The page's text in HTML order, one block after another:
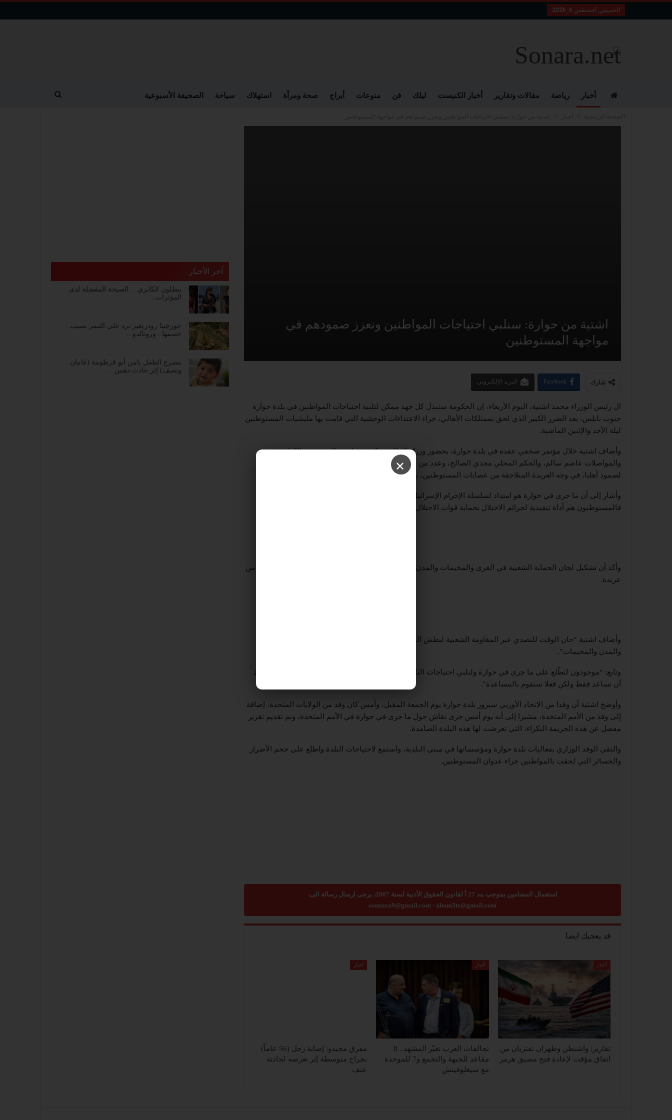
الخميس, أغسطس 6, 2026
أخبار رياضة مقالات وتقارير أخبار الكنيست ليلك فن منوعات أبراج صحة ومرأة استهلاك سياحة الصحيفة الأسبوعية
اشتية من حوارة: سنلبي احتياجات المواطنين ونعزز صمودهم في
مواجهة المستوطنين
شارك Facebook البريد الإلكتروني
ال رئيس الوزراء محمد اشتية، اليوم الأربعاء، إن الحكومة ستبذل كل جهد ممكن لتلبية احتياجات المواطنين في بلدة حوارة
جنوب نابلس، بعد الضرر الكبير الذي لحق بممتلكات الأهالي، جراء الاعتداءات الوحشية التي قامت بها مليشيات المستوطنين
ليلة الأحد والإثنين الماضية.
وأضاف اشتية خلال مؤتمر صحفي عقده في بلدة حوارة، بحضور وزراء المالية شكري بشارة، والصحة مي الكيلة،
والمواصلات عاصم سالم، والحكم المحلي مجدي الصالح، وعدد من مسؤولي الأجهزة الأمنية، “تواجدنا اليوم يأتي دعما
لصمود أهلنا، في وجه العربدة المتلاحقة من عصابات المستوطنين، بحماية قوات الاحتلال”.
وأشار إلى أن ما جرى في حوارة هو امتداد لسلسلة الإجرام الإسرائيلي في محافظات: نابلس، وجنين، والقدس، وأريحا،
فالمستوطنون هم أداة تنفيذية لجرائم الاحتلال بحماية قوات الاحتلال”.
وأكد أن تشكيل لجان الحماية الشعبية في القرى والمخيمات والمدن، هي الرد الحقيقي على كل ما يقوم به المستوطنون من
عربدة.
وأضاف اشتية “حان الوقت للتصدي عبر المقاومة الشعبية لبطش المستوطنين، والضرورة ملحة للجان حماية في القرى
والمدن والمخيمات”.
وتابع: “موجودون لنطّلع على ما جرى في حوارة ولنلبي احتياجات الناس بما نستطيع، ونحن موجودون حتى لا نقول إننا نريد
أن نساعد فقط ولكن فعلا سنقوم بالمساعدة”.
وأوضح اشتية أن وفدا من الاتحاد الأوربي سيزور بلدة حوارة يوم الجمعة المقبل، وأمس كان وفد من الولايات المتحدة، إضافة
إلى وفد من الأمم المتحدة، مشيرا إلى أنه يوم أمس جرى نقاش حول ما جرى في حوارة في الأمم المتحدة، وتم تقديم تقرير
مفصل عن هذه الجريمة النكراء، التي تعرضت لها هذه البلدة الصامدة.
والتقى الوفد الوزاري بفعاليات بلدة حوارة ومؤسساتها في مبنى البلدية، واستمع لاحتياجات البلدة واطلع على حجم الأضرار
والخسائر التي لحقت بالمواطنين جراء عدوان المستوطنين.
استعمال المضامين بموجب بند 27 أ لقانون الحقوق الأدبية لسنة 2007، يرجى ارسال رسالة الى:
sonnara9@gmail.com - abom3te@gmail.com
قد يعجبك ايضا
أخبار
تقارير: واشنطن وطهران تقتربان من
اتفاق مؤقت لإعادة فتح مضيق هرمز
أخبار
تحالفات العرب تغيّر المشهد.. 8
مقاعد للجبهة والتجمع و7 للموحدة
مع سيغلوفيتش
أخبار
مفرق مجيدو: إصابة رجل (56 عاماً)
بجراح متوسطة إثر تعرضه لحادثة
عنف
آخر الأخبار
بنطلون الكابري… الصيحة المفضلة لدى
المؤثرات…
جورجينا رودريغيز ترد على التنمر بسبب
جسمها.. ورونالدو…
مصرع الطفل يامن أبو قرطومة (عامان
ونصف) إثر حادث دهس…
✕